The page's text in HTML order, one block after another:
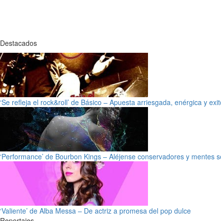
Destacados
‘Se refleja el rock&roll’ de Básico – Apuesta arriesgada, enérgica y
‘Performance’ de Bourbon Kings – Aléjense conservadores y mentes
‘Valiente’ de Alba Messa – De actriz a promesa del pop dulce